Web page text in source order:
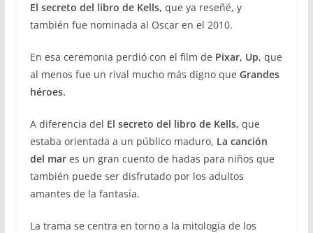
El secreto del libro de Kells, que ya reseñé, y
también fue nominada al Oscar en el 2010.
En esa ceremonia perdió con el film de Pixar, Up, que
al menos fue un rival mucho más digno que Grandes
héroes.
A diferencia del El secreto del libro de Kells, que
estaba orientada a un público maduro, La canción
del mares un gran cuento de hadas para niños que
también puede ser disfrutado por los adultos
amantes de la fantasía.
La trama se centra en torno a la mitología de los